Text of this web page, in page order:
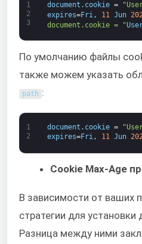
1
2
3
document . cookie =
expires=Fri, 11 Jun
document.cookie = "
По умолчанию файлы
также можем указать
path :
1
2
document . cookie =
expires=Fri, 11 Jun
Cookie Max-Age
В зависимости от ваших
стратегии для
Разница между ними